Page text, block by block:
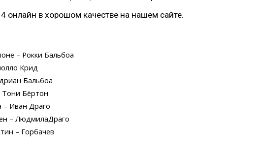
онлайн в хорошом качестве на нашем сайте.
– Рокки Бальбоа
Крид
Бальбоа
Тони Бёртон
– Иван Драго
– ЛюдмилаДраго
– Горбачев